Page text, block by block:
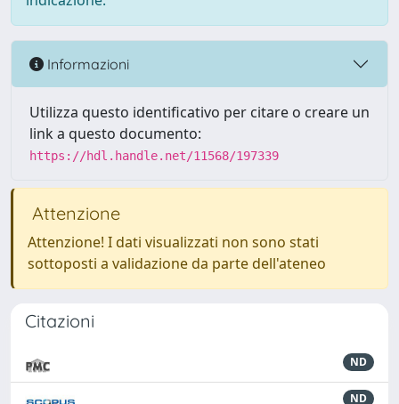
Informazioni
Utilizza questo identificativo per citare o creare un
link a questo documento:
https://hdl.handle.net/11568/197339
Attenzione
Attenzione! I dati visualizzati non sono stati
sottoposti a validazione da parte dell'ateneo
Citazioni
ND
ND